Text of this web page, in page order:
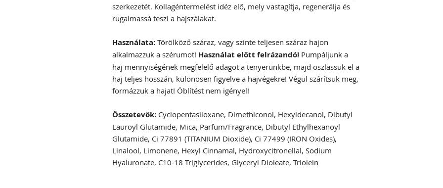
szerkezetét. Kollagéntermelést idéz elő, mely vastagítja, regenerálja és
rugalmassá teszi a hajszálakat.
Használata: Törölköző száraz, vagy szinte teljesen száraz hajon
alkalmazzuk a szérumot! Használat előtt felrázandó! Pumpáljunk a
haj mennyiségének megfelelő adagot a tenyerünkbe, majd oszlassuk el a
haj teljes hosszán, különösen figyelve a hajvégekre! Végül szárítsuk meg,
formázzuk a hajat! Öblítést nem igényel!
Összetevők: Cyclopentasiloxane, Dimethiconol, Hexyldecanol, Dibutyl
Lauroyl Glutamide, Mica, Parfum/Fragrance, Dibutyl Ethylhexanoyl
Glutamide, Ci 77891 (TITANIUM Dioxide), Ci 77499 (IRON Oxides),
Linalool, Limonene, Hexyl Cinnamal, Hydroxycitronellal, Sodium
Hyaluronate, C10-18 Triglycerides, Glyceryl Dioleate, Triolein